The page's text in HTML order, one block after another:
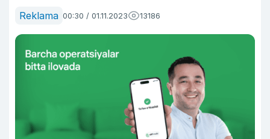
Reklama 00:30 / 01.11.2023 13186